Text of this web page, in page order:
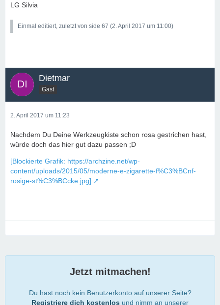
LG Silvia
Einmal editiert, zuletzt von side 67 (2. April 2017 um 11:00)
Dietmar
Gast
2. April 2017 um 11:23
Nachdem Du Deine Werkzeugkiste schon rosa gestrichen hast,
würde doch das hier gut dazu passen ;D
[Blockierte Grafik: https://archzine.net/wp-
content/uploads/2015/05/moderne-e-zigarette-f%C3%BCnf-
rosige-st%C3%BCcke.jpg]
Jetzt mitmachen!
Du hast noch kein Benutzerkonto auf unserer Seite?
Registriere dich kostenlos und nimm an unserer